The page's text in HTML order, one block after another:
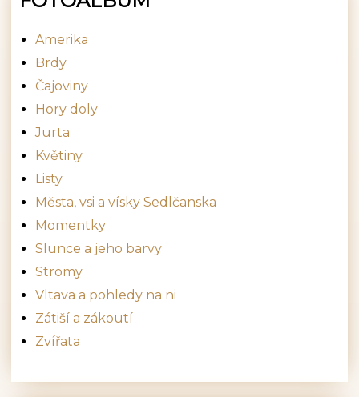
Amerika
Brdy
Čajoviny
Hory doly
Jurta
Květiny
Listy
Města, vsi a vísky Sedlčanska
Momentky
Slunce a jeho barvy
Stromy
Vltava a pohledy na ni
Zátiší a zákoutí
Zvířata